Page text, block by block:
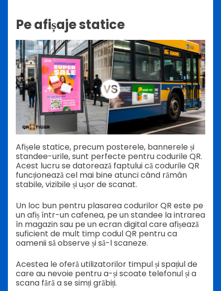
Pe afișaje statice
Afișele statice, precum posterele, bannerele și
standee-urile, sunt perfecte pentru codurile QR.
Acest lucru se datorează faptului că codurile QR
funcționează cel mai bine atunci când rămân
stabile, vizibile și ușor de scanat.
Un loc bun pentru plasarea codurilor QR este pe
un afiș într-un cafenea, pe un standee la intrarea
în magazin sau pe un ecran digital care afișează
suficient de mult timp codul QR pentru ca
oamenii să observe și să-l scaneze.
Acestea le oferă utilizatorilor timpul și spațiul de
care au nevoie pentru a-și scoate telefonul și a
scana fără a se simți grăbiți.